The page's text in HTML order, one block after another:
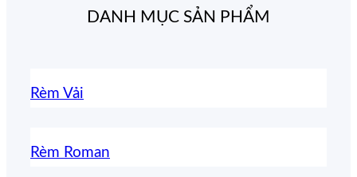
DANH MỤC SẢN PHẨM
Rèm Vải
Rèm Roman